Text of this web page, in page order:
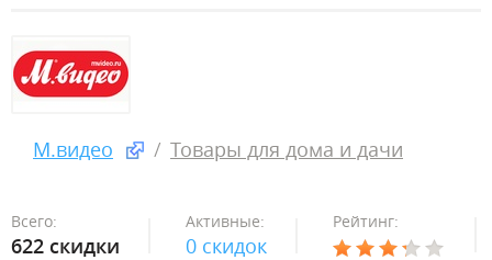
М.видео Товары для дома и дачи
Всего:
622 скидки
Активные:
0 скидок
Рейтинг: